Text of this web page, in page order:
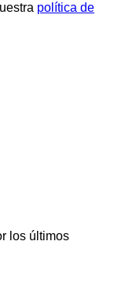
política de
los últimos